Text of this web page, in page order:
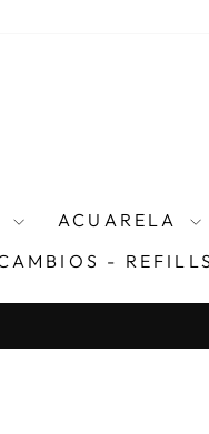
ACUARELA
- REFILLS